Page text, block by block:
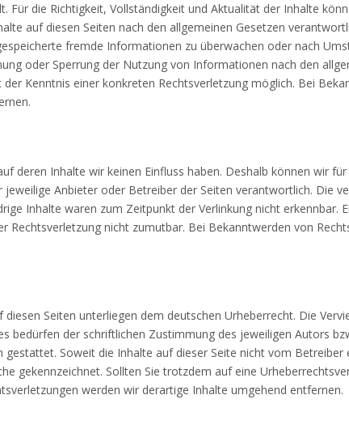
die Richtigkeit, Vollständigkeit und Aktualität der Inhalte
auf diesen Seiten nach den allgemeinen Gesetzen
fremde Informationen zu überwachen oder nach
oder Sperrung der Nutzung von Informationen nach den
Kenntnis einer konkreten Rechtsverletzung möglich. Bei
deren Inhalte wir keinen Einfluss haben. Deshalb können wir
Anbieter oder Betreiber der Seiten verantwortlich. Die
Inhalte waren zum Zeitpunkt der Verlinkung nicht erkennbar.
nicht zumutbar. Bei Bekanntwerden von
Seiten unterliegen dem deutschen Urheberrecht. Die
bedürfen der schriftlichen Zustimmung des jeweiligen Autors
Soweit die Inhalte auf dieser Seite nicht vom
gekennzeichnet. Sollten Sie trotzdem auf eine
werden wir derartige Inhalte umgehend entfernen.